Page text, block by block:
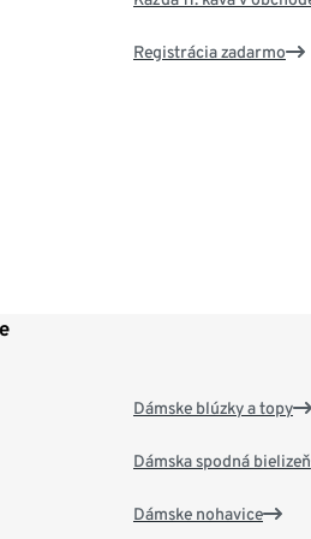
Registrácia zadarmo
Dámske blúzky a topy
Dámska spodná bielizeň
Dámske nohavice